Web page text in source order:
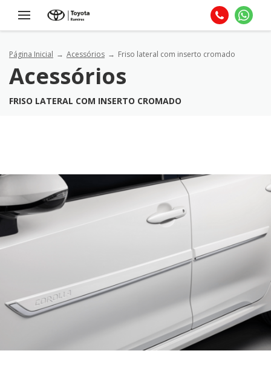
Página Inicial Acessórios Friso lateral com inserto cromado
Acessórios
FRISO LATERAL COM INSERTO CROMADO